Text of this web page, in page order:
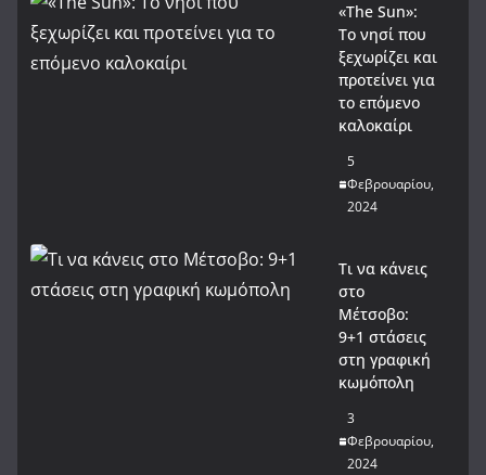
«The Sun»:
Το νησί που
ξεχωρίζει και
προτείνει για
το επόμενο
καλοκαίρι
5
Φεβρουαρίου,
2024
Τι να κάνεις
στο
Μέτσοβο:
9+1 στάσεις
στη γραφική
κωμόπολη
3
Φεβρουαρίου,
2024